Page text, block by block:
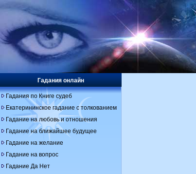
Гадания онлайн
Гадания по Книге судеб
Екатерининское гадание с толкованием
Гадание на любовь и отношения
Гадание на ближайшее будущее
Гадание на желание
Гадание на вопрос
Гадание Да Нет